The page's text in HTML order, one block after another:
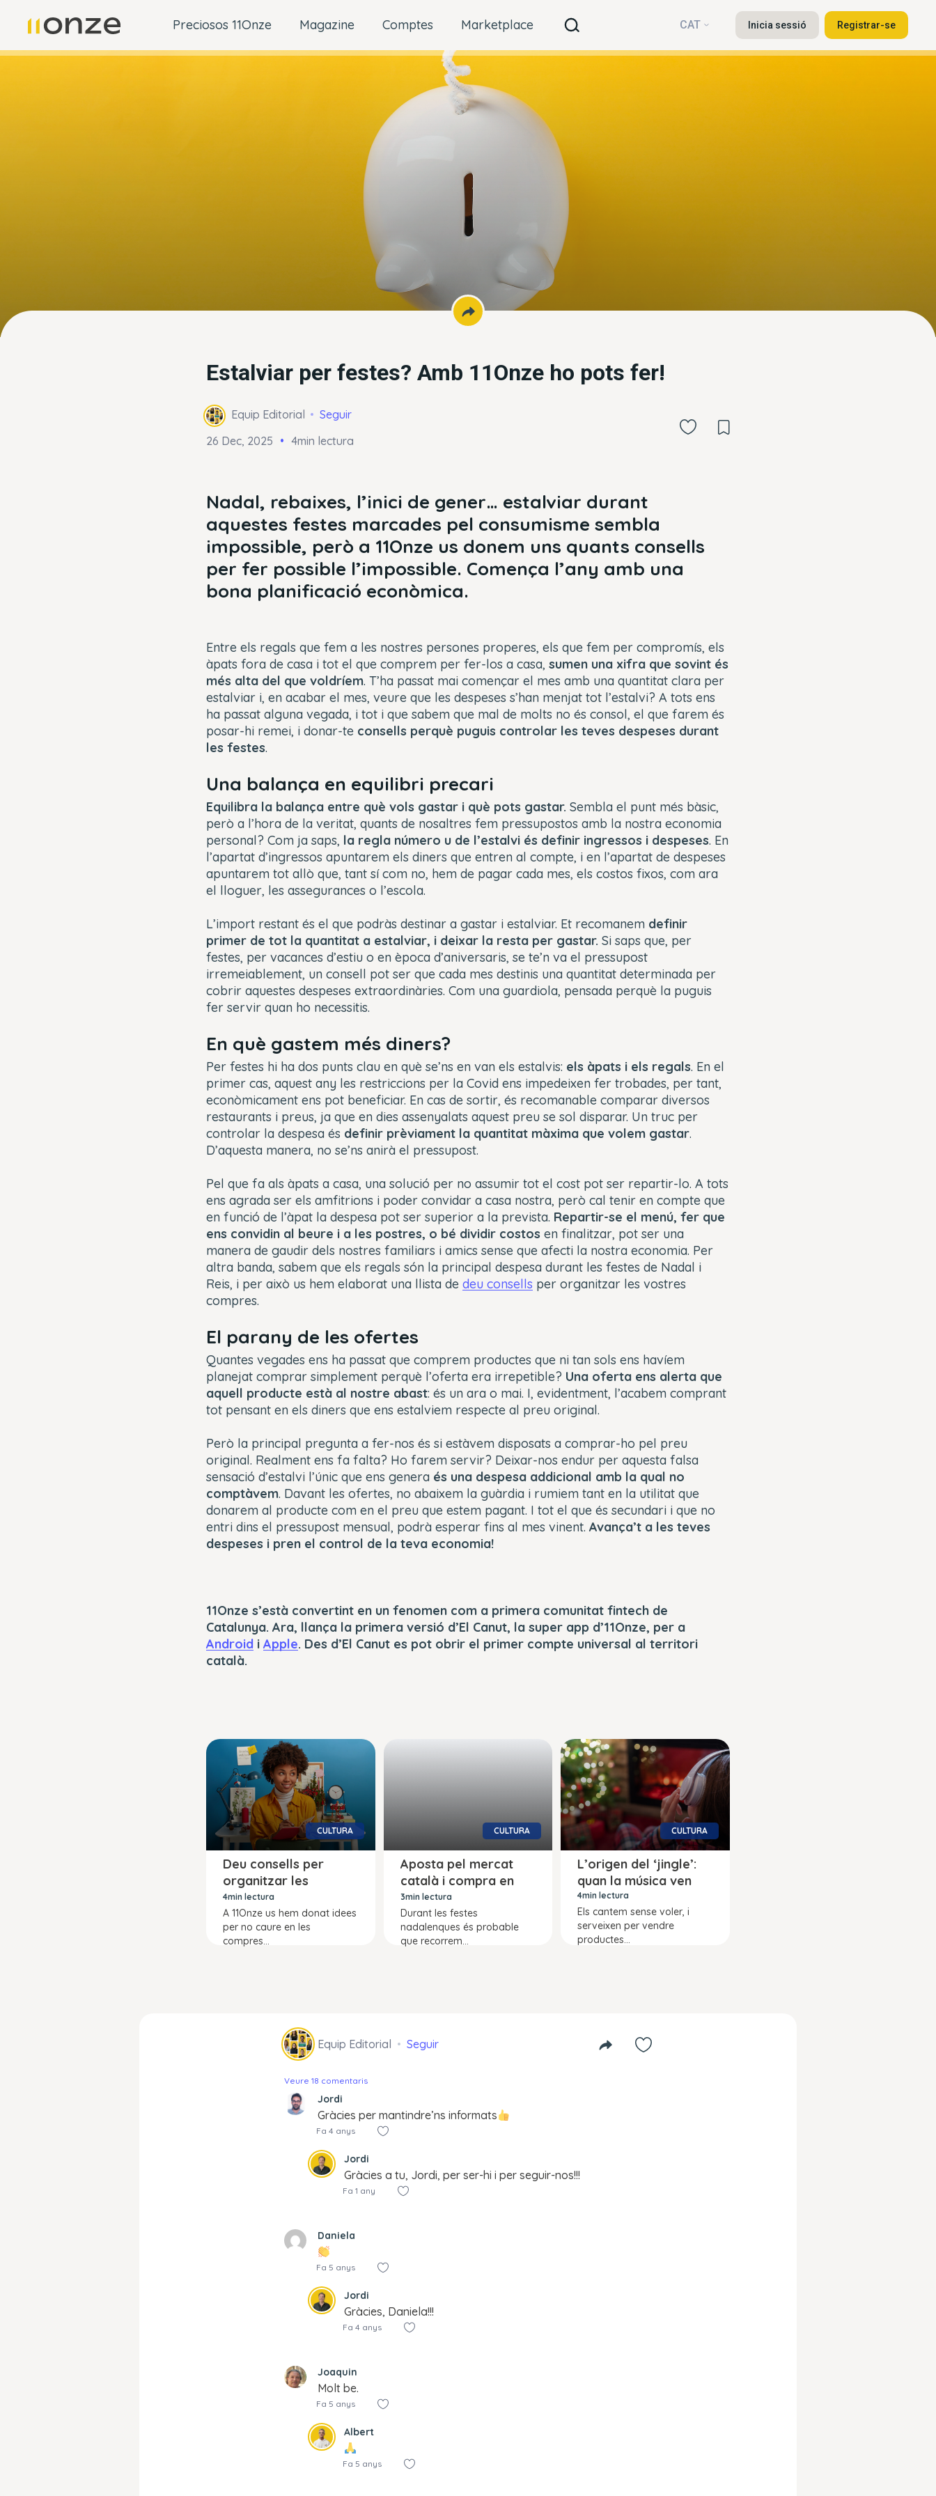
Preciosos 11Onze Magazine Comptes Marketplace CAT Inicia sessió Registrar-se
Estalviar per festes? Amb 11Onze ho pots fer!
Equip Editorial
Seguir
26 Dec, 2025
4min lectura
Nadal, rebaixes, l’inici de gener… estalviar durant
aquestes festes marcades pel consumisme sembla
impossible, però a 11Onze us donem uns quants consells
per fer possible l’impossible. Comença l’any amb una
bona planificació econòmica.
Entre els regals que fem a les nostres persones properes, els que fem per compromís, els
àpats fora de casa i tot el que comprem per fer-los a casa, sumen una xifra que sovint és
més alta del que voldríem. T’ha passat mai començar el mes amb una quantitat clara per
estalviar i, en acabar el mes, veure que les despeses s’han menjat tot l’estalvi? A tots ens
ha passat alguna vegada, i tot i que sabem que mal de molts no és consol, el que farem és
posar-hi remei, i donar-te consells perquè puguis controlar les teves despeses durant
les festes.
Una balança en equilibri precari
Equilibra la balança entre què vols gastar i què pots gastar. Sembla el punt més bàsic,
però a l’hora de la veritat, quants de nosaltres fem pressupostos amb la nostra economia
personal? Com ja saps, la regla número u de l’estalvi és definir ingressos i despeses. En
l’apartat d’ingressos apuntarem els diners que entren al compte, i en l’apartat de despeses
apuntarem tot allò que, tant sí com no, hem de pagar cada mes, els costos fixos, com ara
el lloguer, les assegurances o l’escola.
L’import restant és el que podràs destinar a gastar i estalviar. Et recomanem definir
primer de tot la quantitat a estalviar, i deixar la resta per gastar. Si saps que, per
festes, per vacances d’estiu o en època d’aniversaris, se te’n va el pressupost
irremeiablement, un consell pot ser que cada mes destinis una quantitat determinada per
cobrir aquestes despeses extraordinàries. Com una guardiola, pensada perquè la puguis
fer servir quan ho necessitis.
En què gastem més diners?
Per festes hi ha dos punts clau en què se’ns en van els estalvis: els àpats i els regals. En el
primer cas, aquest any les restriccions per la Covid ens impedeixen fer trobades, per tant,
econòmicament ens pot beneficiar. En cas de sortir, és recomanable comparar diversos
restaurants i preus, ja que en dies assenyalats aquest preu se sol disparar. Un truc per
controlar la despesa és definir prèviament la quantitat màxima que volem gastar.
D’aquesta manera, no se’ns anirà el pressupost.
Pel que fa als àpats a casa, una solució per no assumir tot el cost pot ser repartir-lo. A tots
ens agrada ser els amfitrions i poder convidar a casa nostra, però cal tenir en compte que
en funció de l’àpat la despesa pot ser superior a la prevista. Repartir-se el menú, fer que
ens convidin al beure i a les postres, o bé dividir costos en finalitzar, pot ser una
manera de gaudir dels nostres familiars i amics sense que afecti la nostra economia. Per
altra banda, sabem que els regals són la principal despesa durant les festes de Nadal i
Reis, i per això us hem elaborat una llista de deu consells per organitzar les vostres
compres.
El parany de les ofertes
Quantes vegades ens ha passat que comprem productes que ni tan sols ens havíem
planejat comprar simplement perquè l’oferta era irrepetible? Una oferta ens alerta que
aquell producte està al nostre abast: és un ara o mai. I, evidentment, l’acabem comprant
tot pensant en els diners que ens estalviem respecte al preu original.
Però la principal pregunta a fer-nos és si estàvem disposats a comprar-ho pel preu
original. Realment ens fa falta? Ho farem servir? Deixar-nos endur per aquesta falsa
sensació d’estalvi l’únic que ens genera és una despesa addicional amb la qual no
comptàvem. Davant les ofertes, no abaixem la guàrdia i rumiem tant en la utilitat que
donarem al producte com en el preu que estem pagant. I tot el que és secundari i que no
entri dins el pressupost mensual, podrà esperar fins al mes vinent. Avança’t a les teves
despeses i pren el control de la teva economia!
11Onze s’està convertint en un fenomen com a primera comunitat fintech de
Catalunya. Ara, llança la primera versió d’El Canut, la super app d’11Onze, per a
Android i Apple. Des d’El Canut es pot obrir el primer compte universal al territori
català.
CULTURA
Deu consells per
organitzar les
compres de Nadal
4min lectura
A 11Onze us hem donat idees
per no caure en les
compres...
CULTURA
Aposta pel mercat
català i compra en
línia
3min lectura
Durant les festes
nadalenques és probable
que recorrem...
CULTURA
L’origen del ‘jingle’:
quan la música ven
4min lectura
Els cantem sense voler, i
serveixen per vendre
productes...
Equip Editorial Seguir
Veure 18 comentaris
Jordi
Gràcies per mantindre’ns informats
Fa 4 anys
Jordi
Gràcies a tu, Jordi, per ser-hi i per seguir-nos!!!
Fa 1 any
Daniela
Fa 5 anys
Jordi
Gràcies, Daniela!!!
Fa 4 anys
Joaquin
Molt be.
Fa 5 anys
Albert
Fa 5 anys